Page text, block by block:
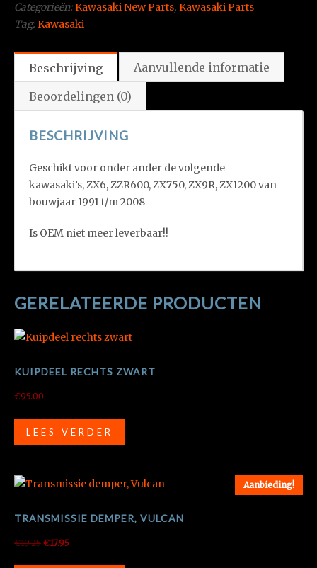
€21.78.€18.00.
Categorieën:Kawasaki New Parts, Kawasaki Parts
Tag:Kawasaki
Beschrijving Aanvullende informatie
Beoordelingen (0)
BESCHRIJVING
Geschikt voor onder ander de volgende
kawasaki’s, ZX6, ZZR600, ZX750, ZX9R, ZX1200 van
bouwjaar 1991 t/m 2008
Is OEM niet meer leverbaar!!
GERELATEERDE PRODUCTEN
KUIPDEEL RECHTS ZWART
€95.00
LEES VERDER
Aanbieding!
TRANSMISSIE DEMPER, VULCAN
€19.25 Oorspronkelijke
€17.95Huidige